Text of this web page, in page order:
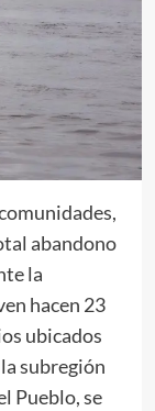
abandono
la
hacen 23
ubicados
subregión
Pueblo, se